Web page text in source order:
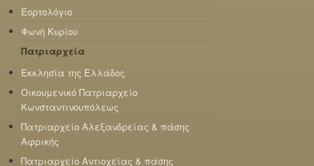
Εορτολόγιο
Φωνή Κυρίου
Πατριαρχεία
Εκκλησία της Ελλάδος
Οικουμενικό Πατριαρχείο
Κωνσταντινουπόλεως
Πατριαρχείο Αλεξανδρείας & πάσης
Αφρικής
Πατριαρχείο Αντιοχείας & πάσης